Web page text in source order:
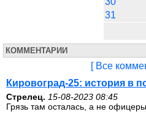
31
КОММЕНТАРИИ
[ Все
Кировоград-25: история в
Стрелец. 15-08-2023 08:45
Грязь там осталась, а не